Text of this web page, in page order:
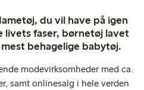
du vil have på igen
livets faser, børnetøj lavet
behagelige babytøj.
modevirksomheder med ca.
samt onlinesalg i hele verden